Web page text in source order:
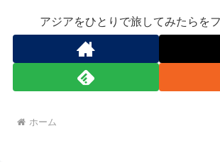
アジアをひとりで旅してみたらを
ホーム